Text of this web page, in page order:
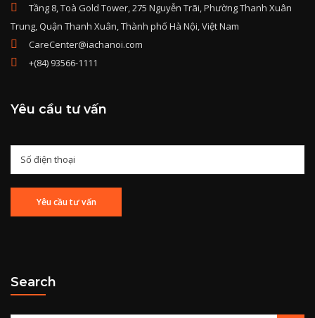
Tầng 8, Toà Gold Tower, 275 Nguyễn Trãi, Phường Thanh Xuân
Trung, Quận Thanh Xuân, Thành phố Hà Nội, Việt Nam
CareCenter@iachanoi.com
+(84) 93566-1111
Yêu cầu tư vấn
Search